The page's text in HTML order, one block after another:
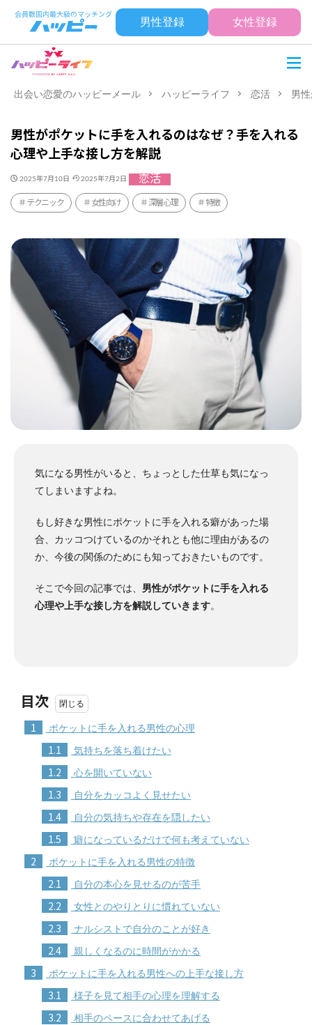
男性登録 女性登録
出会い恋愛のハッピーメール ハッピーライフ 恋活 男
男性がポケットに手を入れるのはなぜ？手を入れる
心理や上手な接し方を解説
2025年7月10日 2025年7月2日 恋活
テクニック 女性向け 深層心理 特徴
気になる男性がいると、ちょっとした仕草も気になっ
てしまいますよね。
もし好きな男性にポケットに手を入れる癖があった場
合、カッコつけているのかそれとも他に理由があるの
か、今後の関係のためにも知っておきたいものです。
そこで今回の記事では、 男性がポケットに手を入れる
心理や上手な接し方を解説していきます。
目次
1 ポケットに手を入れる男性の心理
1.1 気持ちを落ち着けたい
1.2 心を開いていない
1.3 自分をカッコよく見せたい
1.4 自分の気持ちや存在を隠したい
1.5 癖になっているだけで何も考えていない
2 ポケットに手を入れる男性の特徴
2.1 自分の本心を見せるのが苦手
2.2 女性とのやりとりに慣れていない
2.3 ナルシストで自分のことが好き
2.4 親しくなるのに時間がかかる
3 ポケットに手を入れる男性への上手な接し方
3.1 様子を見て相手の心理を理解する
3.2 相手のペースに合わせてあげる